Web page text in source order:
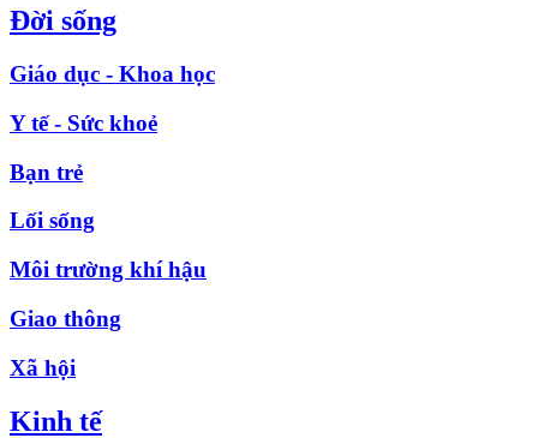
Đời sống
Giáo dục - Khoa học
Y tế - Sức khoẻ
Bạn trẻ
Lối sống
Môi trường khí hậu
Giao thông
Xã hội
Kinh tế